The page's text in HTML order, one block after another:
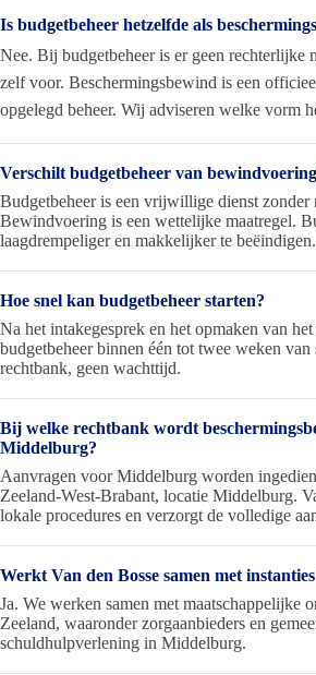
Is budgetbeheer hetzelfde als
Nee. Bij budgetbeheer is er geen rechterlijke
zelf voor. Beschermingsbewind is een
opgelegd beheer. Wij adviseren welke vorm
Verschilt budgetbeheer van
Budgetbeheer is een vrijwillige dienst zonder
Bewindvoering is een wettelijke maatregel.
laagdrempeliger en makkelijker te beëindigen.
Hoe snel kan budgetbeheer starten?
Na het intakegesprek en het opmaken van
budgetbeheer binnen één tot twee weken van
rechtbank, geen wachttijd.
Bij welke rechtbank wordt
Middelburg?
Aanvragen voor Middelburg worden
Zeeland-West-Brabant, locatie Middelburg.
lokale procedures en verzorgt de volledige
Werkt Van den Bosse samen met
Ja. We werken samen met maatschappelijke
Zeeland, waaronder zorgaanbieders en
schuldhulpverlening in Middelburg.